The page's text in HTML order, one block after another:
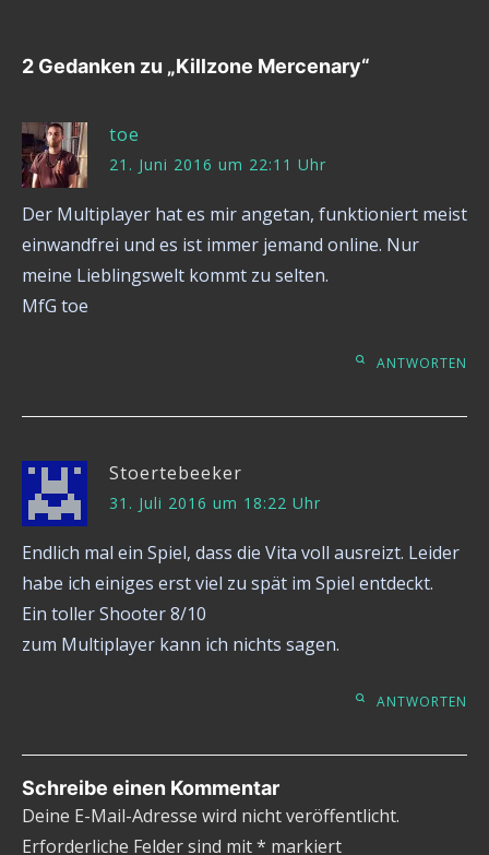
2 Gedanken zu „Killzone Mercenary“
toe
21. Juni 2016 um 22:11 Uhr
Der Multiplayer hat es mir angetan, funktioniert meist
einwandfrei und es ist immer jemand online. Nur
meine Lieblingswelt kommt zu selten.
MfG toe
ANTWORTEN
Stoertebeeker
31. Juli 2016 um 18:22 Uhr
Endlich mal ein Spiel, dass die Vita voll ausreizt. Leider
habe ich einiges erst viel zu spät im Spiel entdeckt.
Ein toller Shooter 8/10
zum Multiplayer kann ich nichts sagen.
ANTWORTEN
Schreibe einen Kommentar
Deine E-Mail-Adresse wird nicht veröffentlicht.
Erforderliche Felder sind mit* markiert